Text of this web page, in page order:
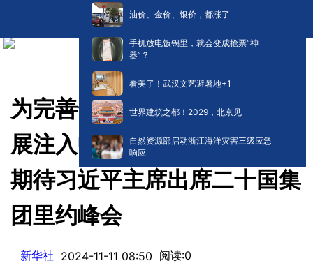
油价、金价、银价，都涨了
手机放电饭锅里，就会变成抢票“神
器”？
看美了！武汉文艺避暑地+1
世界建筑之都！2029，北京见
自然资源部启动浙江海洋灾害三级应急
响应
为完善全球治理推动可持续发
展注入中国力量——国际社会
期待习近平主席出席二十国集
团里约峰会
新华社 2024-11-11 08:50 阅读:0